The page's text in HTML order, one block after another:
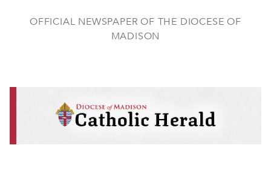
OFFICIAL NEWSPAPER OF THE DIOCESE OF
MADISON